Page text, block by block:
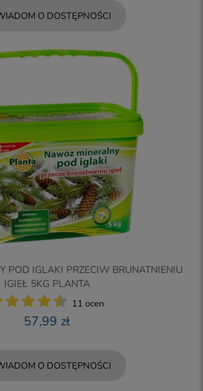
O DOSTĘPNOŚCI
POD IGLAKI PRZECIW BRUNATNIENIU
IGIEŁ 5KG PLANTA
11 ocen
57,99 zł
O DOSTĘPNOŚCI